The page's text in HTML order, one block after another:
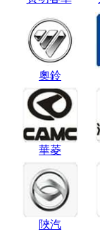
奧鈴
華菱
陜汽